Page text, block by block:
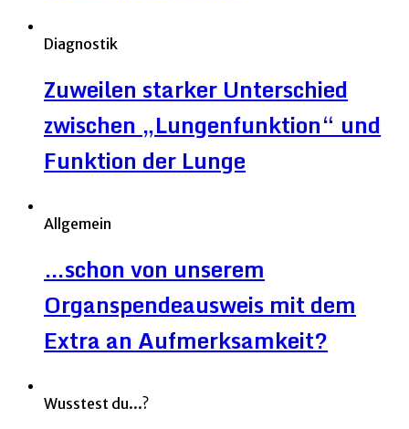
Diagnostik
Zuweilen starker Unterschied
zwischen „Lungenfunktion“ und
Funktion der Lunge
Allgemein
…schon von unserem
Organspendeausweis mit dem
Extra an Aufmerksamkeit?
Wusstest du...?